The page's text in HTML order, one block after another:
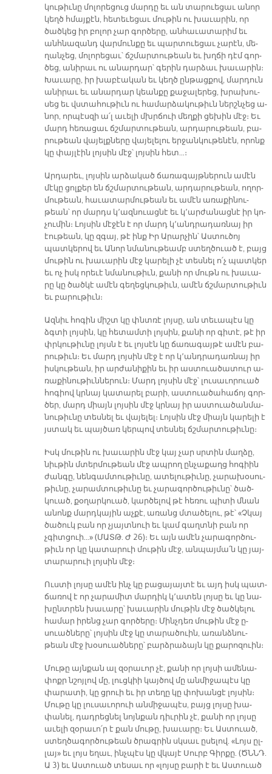
կու­թիւ­նը մո­լո­րե­ցուց մար­դը եւ ան տա­րուե­ցաւ ա­նոր
կեղծ հմայ­քէն, հե­տե­ւե­ցաւ մու­թին ու խա­ւա­րին, որ
ծած­կեց իր բո­լոր չար գոր­ծե­րը, ան­հա­ւա­տա­րիմ եւ
անհ­նա­զանդ վար­մուն­քը եւ պար­տուե­ցաւ չա­րէն, մե­
ղան­չեց, մո­լո­րե­ցաւ՝ ճշմար­տու­թեան եւ խղճի դէմ գոր­
ծեց, ա­նի­րաւ ու ա­նար­դար՝ գե­րին դար­ձաւ խա­ւա­րին։
Խա­ւա­րը, իր խա­բէա­կան եւ կեղծ ըն­թաց­քով, մար­դուն
ա­նի­րաւ եւ ա­նար­դար կեան­քը քա­ջա­լե­րեց, խրա­խու­
սեց եւ վստա­հու­թիւն ու հա­մար­ձա­կու­թիւն ներշն­չեց ա­
նոր, որ­պէս­զի ա՛լ ա­ւե­լի մխրճուի մեղ­քի ցե­խին մէջ։ Եւ
մարդ հե­ռա­ցաւ ճշմար­տու­թեան, ար­դա­րու­թեան, բա­
րու­թեան վա­յելք­նե­րը վա­յե­լե­լու եր­ջան­կու­թե­նէն, ո­րոնք
կը փայ­լէին լոյ­սին մէջ՝ լոյ­սին հետ…։
Ար­դա­րեւ, լոյ­սին ար­ձա­կած ճա­ռա­գայթ­նե­րուն ա­մէն
մէ­կը ցոլ­քեր են ճշմար­տու­թեան, ար­դա­րու­թեան, ո­ղոր­
մու­թեան, հա­ւա­տար­մու­թեան եւ ա­մէն ա­ռա­քի­նու­
թեան՝ որ մարդս կ՚ազ­նուաց­նէ եւ կ՚ար­ժա­նաց­նէ իր կո­
չու­մին։ Լոյ­սին մէ­ջէն է որ մարդ կ՚անդ­րա­դառ­նայ իր
էու­թեան, կը զգայ, թէ ինք Իր Ա­րար­չին՝ Աս­տու­ծոյ
պատ­կե­րով եւ Ա­նոր նմա­նու­թեամբ ստեղ­ծուած է, բայց
մու­թին ու խա­ւա­րին մէջ կա­րե­լի չէ տես­նել ո՛չ պատ­կեր
եւ ոչ իսկ ո­րե­ւէ նմա­նու­թիւն, քա­նի որ մութն ու խա­ւա­
րը կը ծած­կէ ա­մէն գե­ղեց­կու­թիւն, ա­մէն ճշմար­տու­թիւն
եւ բա­րու­թիւն։
Ազ­նիւ հո­գին միշտ կը փնտռէ լոյ­սը, ան տե­ւա­պէս կը
ձգտի լոյ­սին, կը հե­տամ­տի լոյ­սին, քա­նի որ գի­տէ, թէ իր
փրկու­թիւ­նը լոյսն է եւ լոյ­սէն կը ճա­ռա­գայ­թէ ա­մէն բա­
րու­թիւն։ Եւ մարդ լոյ­սին մէջ է որ կ՚անդ­րա­դառ­նայ իր
իս­կու­թեան, իր ար­ժա­նի­քին եւ իր աս­տուա­ծա­տուր ա­
ռա­քի­նու­թիւն­նե­րուն։ Մարդ լոյ­սին մէջ՝ լու­սա­ւո­րուած
հո­գիով կրնայ կա­տա­րել բա­րի, աս­տուա­ծա­հա­ճոյ գոր­
ծեր, մարդ միայն լոյ­սին մէջ կրնայ իր աս­տուա­ծան­մա­
նու­թիւ­նը տես­նել եւ վա­յե­լել։ Լոյ­սին մէջ միայն կա­րե­լի է
յստակ եւ պայ­ծառ կեր­պով տես­նել ճշմար­տու­թիւ­նը։
Իսկ մու­թին ու խա­ւա­րին մէջ կայ չար սրտին մաղ­ձը,
նիւ­թին մտեր­մու­թեան մէջ ապ­րող ըն­չա­քաղց հո­գիին
ժան­գը, նեն­գամ­տու­թիւ­նը, ա­տե­լու­թիւ­նը, չա­րա­խօ­սու­
թիւ­նը, չա­րամ­տու­թիւ­նը եւ չա­րա­գոր­ծու­թիւ­նը՝ ծած­
կուած, քօ­ղար­կուած, կար­ծե­լով թէ հե­ռու պի­տի մնան
ա­նոնք մարդ­կա­յին աչ­քէ, ա­ռանց մտա­ծե­լու, թէ՝ «Չկայ
ծա­ծուկ բան որ չյայտ­նուի եւ կամ գաղտ­նի բան որ
չգիտ­ցուի…» (ՄԱՏԹ. Ժ 26)։ Եւ այն ա­մէն չա­րա­գոր­ծու­
թիւն որ կը կա­տա­րուի մու­թին մէջ, ան­պայ­մա՛ն կը յայ­
տա­րա­րուի լոյ­սին մէջ։
Ուս­տի լոյ­սը ա­մէն ինչ կը բա­ցա­յայ­տէ եւ այդ իսկ պատ­
ճա­ռով է որ չա­րա­միտ մար­դիկ կ՚ա­տեն լոյ­սը եւ կը նա­
խընտ­րեն խա­ւա­րը՝ խա­ւա­րին մու­թին մէջ ծած­կե­լու
հա­մար ի­րենց չար գոր­ծե­րը։ Մինչ­դեռ մու­թին մէջ ը­
սուած­նե­րը՝ լոյ­սին մէջ կը տա­րա­ծուին, ա­ռանձ­նու­
թեան մէջ խօ­սուած­նե­րը՝ բարձ­րա­ձայն կը քա­րո­զուին։
Մու­թը այն­քան ալ զօ­րա­ւոր չէ, քա­նի որ լոյ­սի ա­մե­նա­
փոքր նշոյ­լով մը, լուց­կիի կայ­ծով մը ան­մի­ջա­պէս կը
փա­րա­տի, կը ցրուի եւ իր տե­ղը կը փո­խան­ցէ լոյ­սին։
Մու­թը կը լու­սա­ւո­րուի ան­մի­ջա­պէս, բայց լոյ­սը խա­
փա­նել, դադ­րեց­նել նոյն­քան դիւ­րին չէ, քա­նի որ լոյ­սը
ա­ւե­լի զօ­րա­ւո՛ր է քան մու­թը, խա­ւա­րը։ Եւ Աս­տուած,
ստեղ­ծա­գոր­ծու­թեան ծրագ­րին սկսաւ ը­սե­լով. «Լոյս ըլ­
լայ» եւ լոյս ե­ղաւ, ինչ­պէս կը վկա­յէ Սուրբ Գիր­քը. (ԾՆՆԴ.
Ա 3) եւ Աս­տուած տե­սաւ որ «լոյ­սը բա­րի է եւ Աս­տուած